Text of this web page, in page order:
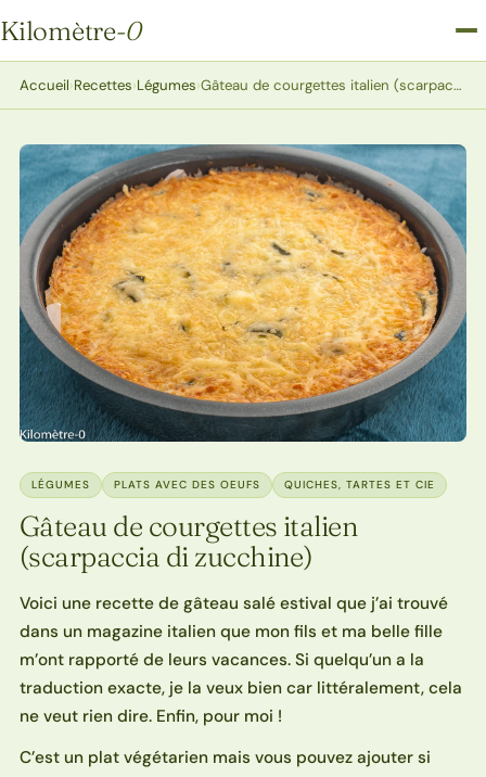
Kilomètre-0
Kilomètre-0
Accueil›Recettes›Légumes› Gâteau de courgettes italien (scarpaccia di zucchine)
LÉGUMES PLATS AVEC DES OEUFS QUICHES, TARTES ET CIE
Gâteau de courgettes italien
(scarpaccia di zucchine)
Voici une recette de gâteau salé estival que j’ai trouvé
dans un magazine italien que mon fils et ma belle fille
m’ont rapporté de leurs vacances. Si quelqu’un a la
traduction exacte, je la veux bien car littéralement, cela
ne veut rien dire. Enfin, pour moi !
C’est un plat végétarien mais vous pouvez ajouter si